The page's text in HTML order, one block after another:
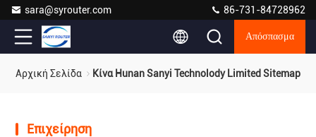
sara@syrouter.com 86-731-84728962
Απόσπασμα
Αρχική Σελίδα Κίνα Hunan Sanyi Technolody Limited Sitemap
Επιχείρηση